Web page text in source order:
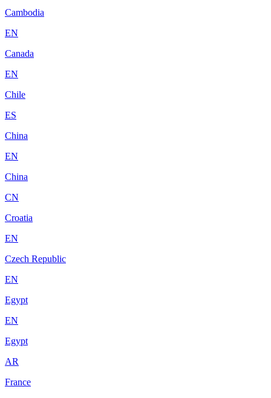
Cambodia
EN
Canada
EN
Chile
ES
China
EN
China
CN
Croatia
EN
Czech Republic
EN
Egypt
EN
Egypt
AR
France